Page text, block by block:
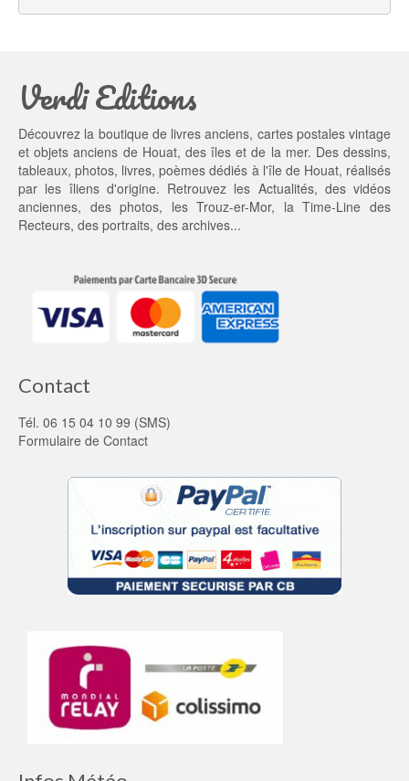
é
t :
0,
0
0 €.
s
Verdi Editions
Découvrez la boutique de livres anciens, cartes postales vintage
et objets anciens de Houat, des îles et de la mer. Des dessins,
tableaux, photos, livres, poèmes dédiés à l'île de Houat, réalisés
par les îliens d'origine. Retrouvez les Actualités, des vidéos
anciennes, desphotos, lesTrouz-er-Mor, laTime-Line des
Recteurs, des portraits, des archives...
Contact
Tél. 06 15 04 10 99 (SMS)
Formulaire de Contact